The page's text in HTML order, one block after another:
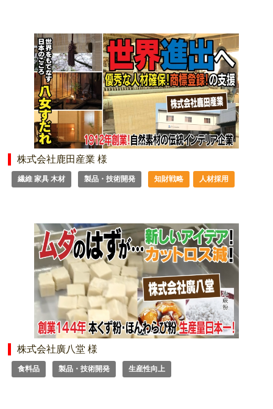
株式会社鹿田産業 様
繊維 家具 木材 製品・技術開発 知財戦略 人材採用
株式会社廣八堂 様
食料品 製品・技術開発 生産性向上